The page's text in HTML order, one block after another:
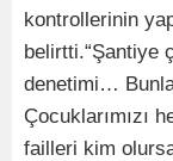
kontrollerinin
belirtti.“Şantiye
denetimi…
Çocuklarımızı
failleri kim